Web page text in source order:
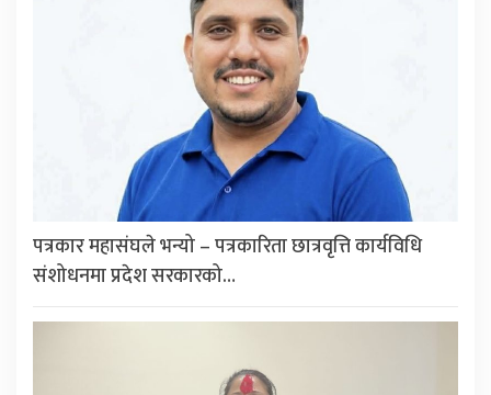
पत्रकार महासंघले भन्यो – पत्रकारिता छात्रवृत्ति कार्यविधि
संशोधनमा प्रदेश सरकारको…